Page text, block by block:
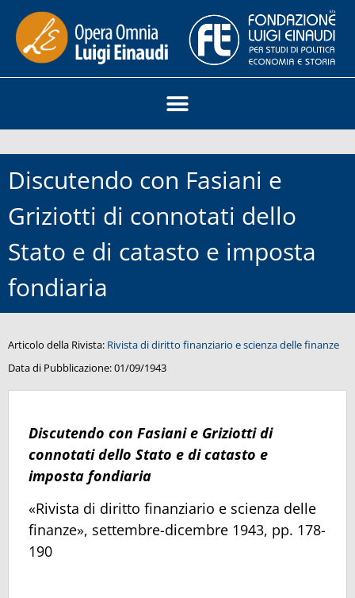
Discutendo con Fasiani e
Griziotti di connotati dello
Stato e di catasto e imposta
fondiaria
Articolo della Rivista: Rivista di diritto finanziario e scienza delle finanze
Data di Pubblicazione:01/09/1943
Discutendo con Fasiani e Griziotti di
connotati dello Stato e di catasto e
imposta fondiaria
«Rivista di diritto finanziario e scienza delle
finanze», settembre-dicembre 1943, pp. 178-
190